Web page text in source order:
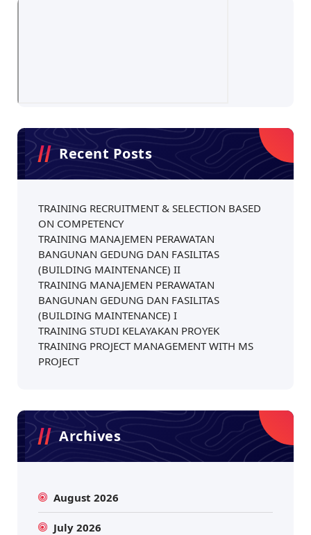
Recent Posts
TRAINING RECRUITMENT & SELECTION BASED
ON COMPETENCY
TRAINING MANAJEMEN PERAWATAN
BANGUNAN GEDUNG DAN FASILITAS
(BUILDING MAINTENANCE) II
TRAINING MANAJEMEN PERAWATAN
BANGUNAN GEDUNG DAN FASILITAS
(BUILDING MAINTENANCE) I
TRAINING STUDI KELAYAKAN PROYEK
TRAINING PROJECT MANAGEMENT WITH MS
PROJECT
Archives
August 2026
July 2026